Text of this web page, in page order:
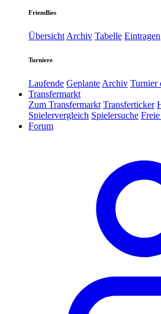
Friendlies
Übersicht Archiv Tabelle Eintragen
Turniere
Laufende Geplante Archiv Turnier
Transfermarkt
Zum Transfermarkt Transferticker
Spielervergleich Spielersuche
Forum